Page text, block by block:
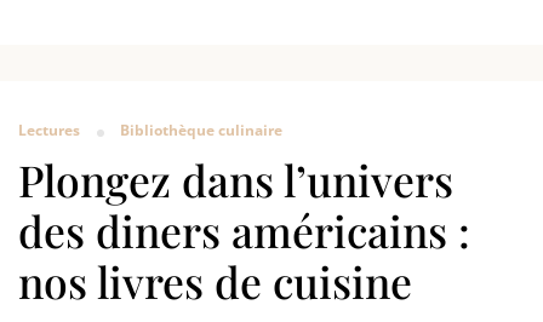
Lectures Bibliothèque culinaire
Plongez dans l’univers
des diners américains :
nos livres de cuisine